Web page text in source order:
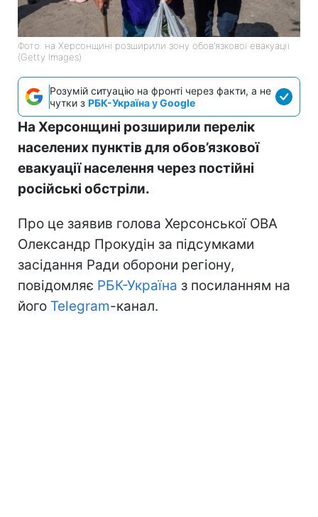
Фото: на Херсонщині розширили зону обов’язкової евакуації
(Getty Images)
Розумій ситуацію на фронті через факти, а не
чутки з РБК-Україна у Google
На Херсонщині розширили перелік
населених пунктів для обов’язкової
евакуації населення через постійні
російські обстріли.
Про це заявив голова Херсонської ОВА
Олександр Прокудін за підсумками
засідання Ради оборони регіону,
повідомляє РБК-Україна з посиланням на
його Telegram-канал.